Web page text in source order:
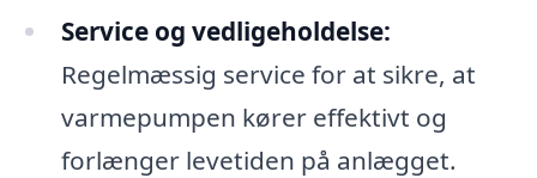
Service og vedligeholdelse:
Regelmæssig service for at sikre, at
varmepumpen kører effektivt og
forlænger levetiden på anlægget.